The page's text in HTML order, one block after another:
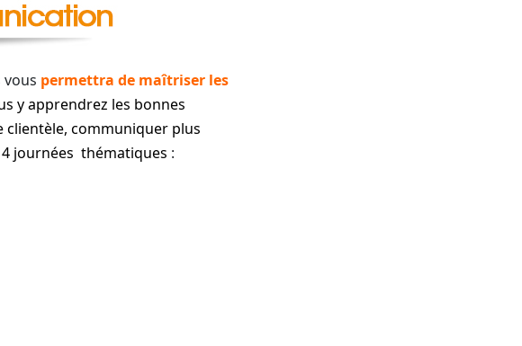
vous permettra de maîtriser les
y apprendrez les bonnes
communiquer plus
journées thématiques :